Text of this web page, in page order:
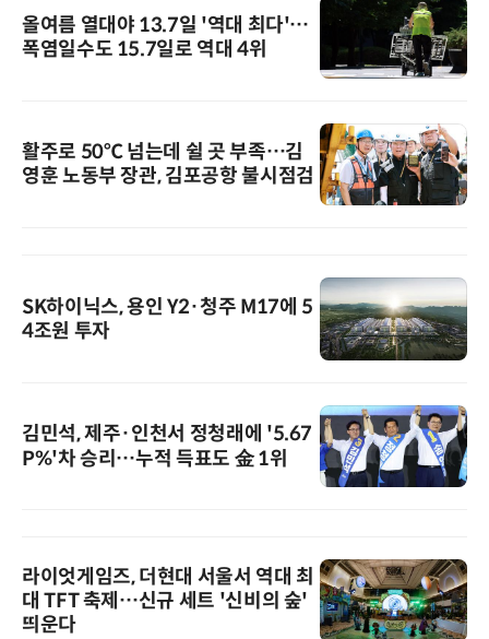
올여름 열대야 13.7일 '역대 최다'…
폭염일수도 15.7일로 역대 4위
활주로 50℃ 넘는데 쉴 곳 부족…김
영훈 노동부 장관, 김포공항 불시점검
SK하이닉스, 용인 Y2·청주 M17에 5
4조원 투자
김민석, 제주·인천서 정청래에 '5.67
P%'차 승리…누적 득표도 金 1위
라이엇게임즈, 더현대 서울서 역대 최
대 TFT 축제…신규 세트 '신비의 숲'
띄운다